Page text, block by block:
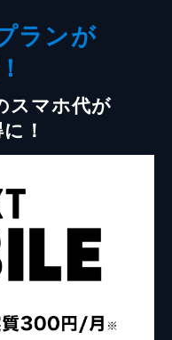
ランが
スマホ代が
！